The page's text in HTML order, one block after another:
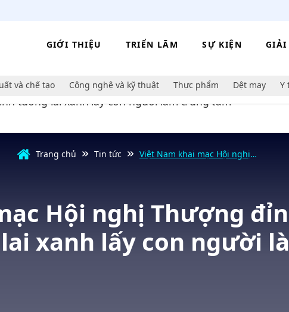
GIỚI THIỆU TRIỂN LÃM SỰ KIỆN GIẢI
và chế tạo Công nghệ và kỹ thuật Thực phẩm Dệt may Y
Trang chủ Tin tức
Việt Nam khai mạc Hội nghị
Hội nghị Thượng
xanh lấy con người